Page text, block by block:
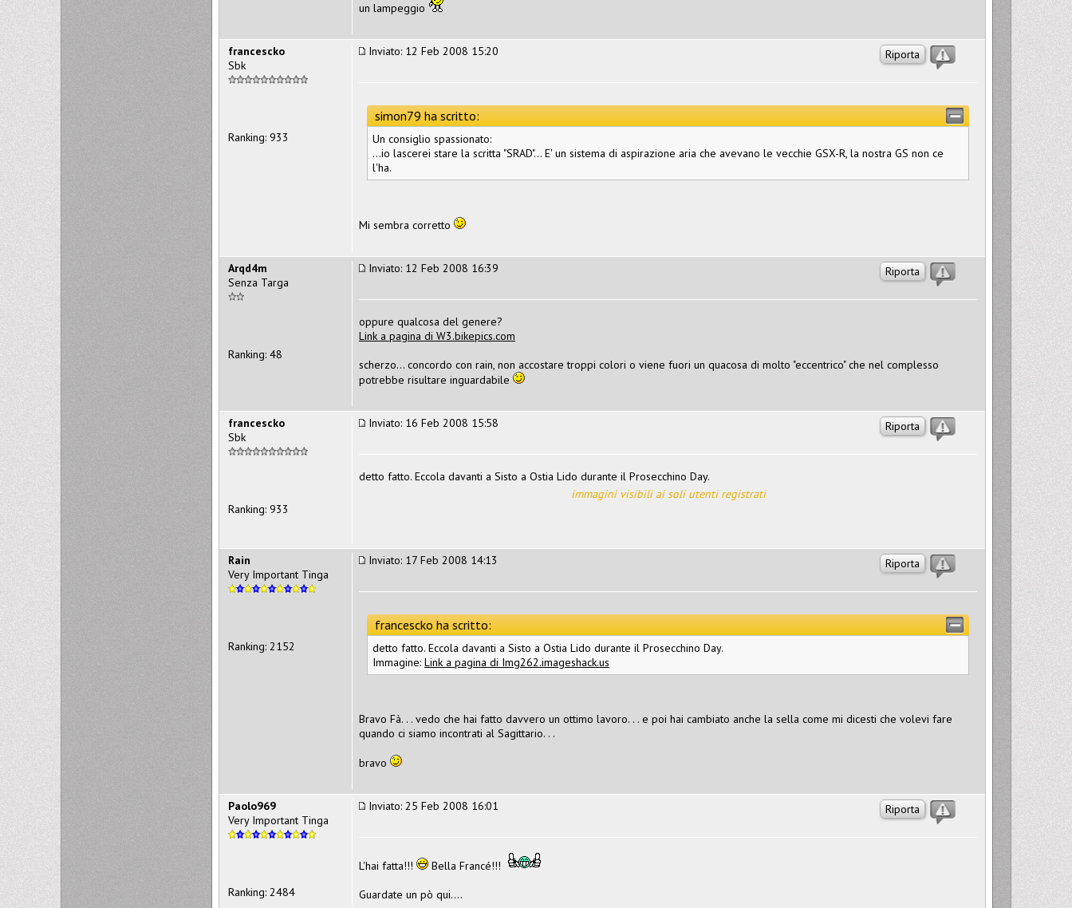
un lampeggio
Riporta
Inviato: 12 Feb 2008 15:20
simon79 ha scritto:
Un consiglio spassionato:
...io lascerei stare la scritta "SRAD"... E' un sistema di aspirazione aria che avevano le vecchie GSX-R, la nostra GS non ce
l'ha.
Mi sembra corretto
francescko
Sbk
Ranking: 933
Riporta
Inviato: 12 Feb 2008 16:39
oppure qualcosa del genere?
Link a pagina di W3.bikepics.com
scherzo... concordo con rain, non accostare troppi colori o viene fuori un quacosa di molto "eccentrico" che nel complesso
potrebbe risultare inguardabile
Arqd4m
Senza Targa
Ranking: 48
Riporta
Inviato: 16 Feb 2008 15:58
detto fatto. Eccola davanti a Sisto a Ostia Lido durante il Prosecchino Day.
immagini visibili ai soli utenti registrati
francescko
Sbk
Ranking: 933
Riporta
Inviato: 17 Feb 2008 14:13
francescko ha scritto:
detto fatto. Eccola davanti a Sisto a Ostia Lido durante il Prosecchino Day.
Immagine: Link a pagina di Img262.imageshack.us
Bravo Fà. . . vedo che hai fatto davvero un ottimo lavoro. . . e poi hai cambiato anche la sella come mi dicesti che volevi fare
quando ci siamo incontrati al Sagittario. . .
bravo
Rain
Very Important Tinga
Ranking: 2152
Riporta
Inviato: 25 Feb 2008 16:01
L'hai fatta!!!
Bella Francé!!!
Guardate un pò qui....
Paolo969
Very Important Tinga
Ranking: 2484